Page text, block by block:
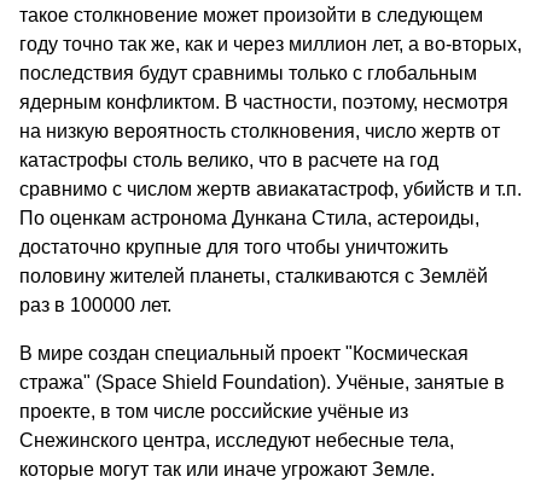
такое столкновение может произойти в следующем
году точно так же, как и через миллион лет, а во-вторых,
последствия будут сравнимы только с глобальным
ядерным конфликтом. В частности, поэтому, несмотря
на низкую вероятность столкновения, число жертв от
катастрофы столь велико, что в расчете на год
сравнимо с числом жертв авиакатастроф, убийств и т.п.
По оценкам астронома Дункана Стила, астероиды,
достаточно крупные для того чтобы уничтожить
половину жителей планеты, сталкиваются с Землёй
раз в 100000 лет.
В мире создан специальный проект "Космическая
стража" (Space Shield Foundation). Учёные, занятые в
проекте, в том числе российские учёные из
Снежинского центра, исследуют небесные тела,
которые могут так или иначе угрожают Земле.